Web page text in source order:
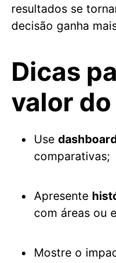
resultados se
decisão ganha
Dicas
valor do
Use
comparativas;
Apresente
com áreas ou
Mostre o